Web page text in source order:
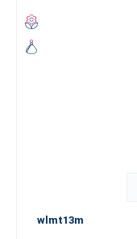
wlmt13m